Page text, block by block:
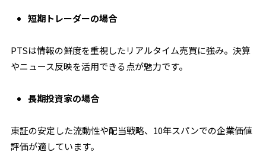
短期トレーダーの場合
PTSは情報の鮮度を重視したリアルタイム売買に強み。決算
やニュース反映を活用できる点が魅力です。
長期投資家の場合
東証の安定した流動性や配当戦略、10年スパンでの企業価値
評価が適しています。